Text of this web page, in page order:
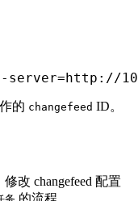
server=http://
的 changefeed ID。
改 changefeed 配置